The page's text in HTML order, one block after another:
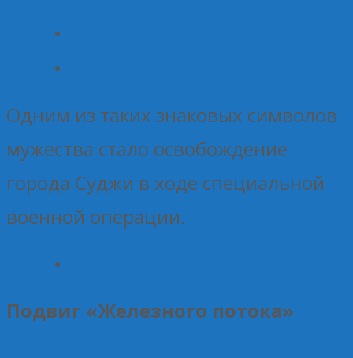
Одним из таких знаковых символов
мужества стало освобождение
города Суджи в ходе специальной
военной операции.
Подвиг «Железного потока»